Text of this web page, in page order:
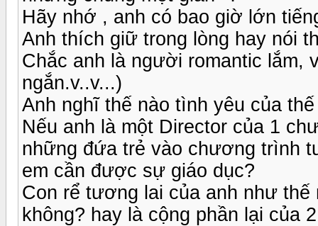
Hãy nhớ , anh có bao giờ lớn
Anh thích giữ trong lòng hay nói
Chắc anh là người romantic lắm,
ngắn.v..v...)
Anh nghĩ thế nào tình yêu của
Nếu anh là một Director của 1
những đứa trẻ vào chương trình
em cần được sự giáo dục?
Con rể tương lai của anh như thế
không? hay là cộng phần lại của